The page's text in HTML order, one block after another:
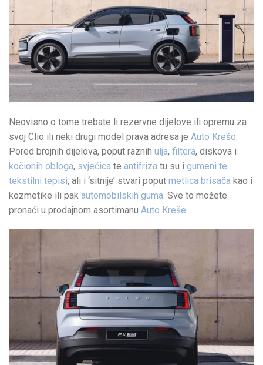
Neovisno o tome trebate li rezervne dijelove ili opremu za
svoj Clio ili neki drugi model prava adresa je Auto Krešo
Pored brojnih dijelova, poput raznih ulja, filtera, diskova i
kočionih obloga, svjećica te antifriza tu su i gumeni te
tekstilni tepisi, ali i ‘sitnije’ stvari poput metlica brisača kao i
kozmetike ili pak automobilskih guma . Sve to možete
pronaći u prodajnom asortimanu Auto Kreše